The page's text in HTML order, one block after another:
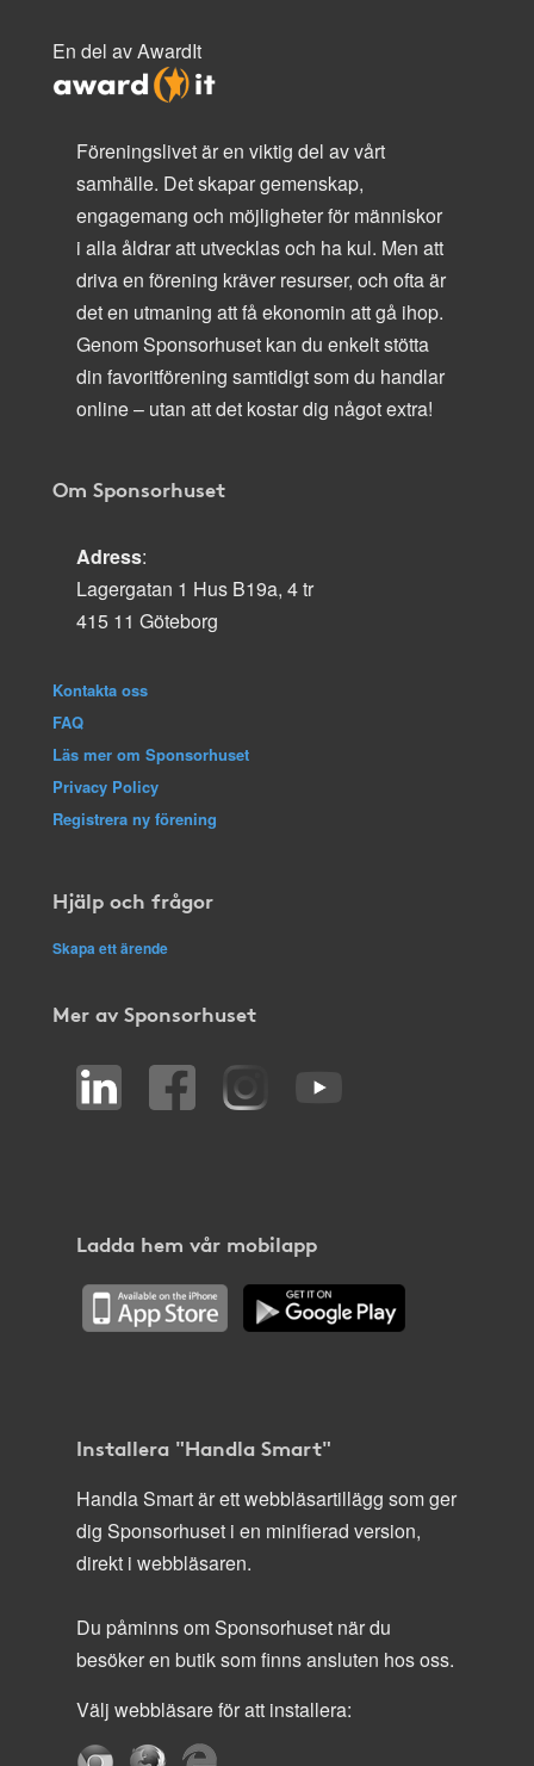
En del av AwardIt
Föreningslivet är en viktig del av vårt
samhälle. Det skapar gemenskap,
engagemang och möjligheter för människor
i alla åldrar att utvecklas och ha kul. Men att
driva en förening kräver resurser, och ofta är
det en utmaning att få ekonomin att gå ihop.
Genom Sponsorhuset kan du enkelt stötta
din favoritförening samtidigt som du handlar
online – utan att det kostar dig något extra!
Om Sponsorhuset
Adress:
Lagergatan 1 Hus B19a, 4 tr
415 11 Göteborg
Kontakta oss
FAQ
Läs mer om Sponsorhuset
Privacy Policy
Registrera ny förening
Hjälp och frågor
Skapa ett ärende
Mer av Sponsorhuset
Ladda hem vår mobilapp
Installera "Handla Smart"
Handla Smart är ett webbläsartillägg som ger
dig Sponsorhuset i en minifierad version,
direkt i webbläsaren.
Du påminns om Sponsorhuset när du
besöker en butik som finns ansluten hos oss.
Välj webbläsare för att installera: